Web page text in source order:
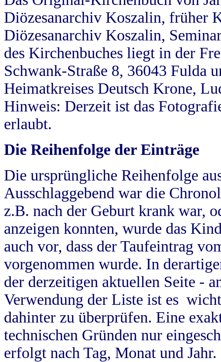
Diözesanarchiv Koszalin, früher
Diözesanarchiv Koszalin,
des Kirchenbuches liegt in der
Schwank-Straße 8, 36043 Fulda
Heimatkreises Deutsch Krone,
Hinweis: Derzeit ist das
erlaubt.
Die Reihenfolge der Einträge
Die ursprüngliche Reihenfolge
Ausschlaggebend war die
z.B. nach der Geburt krank war,
anzeigen konnten, wurde das
auch vor, dass der Taufeintrag
vorgenommen wurde. In
der derzeitigen aktuellen Seite -
Verwendung der Liste ist es
dahinter zu überprüfen. Eine
technischen Gründen nur
erfolgt nach Tag, Monat und Jahr.